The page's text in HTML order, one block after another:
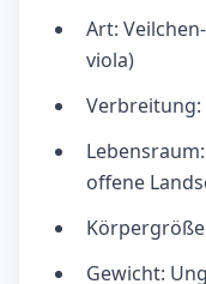
Art:
viola)
Verbreitung:
offene
Gewicht: